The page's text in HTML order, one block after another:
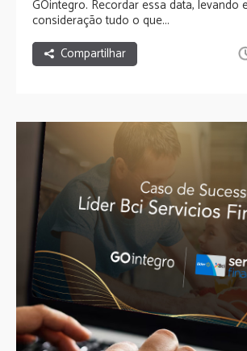
GOintegro. Recordar essa data, levando
consideração tudo o que...
Compartilhar